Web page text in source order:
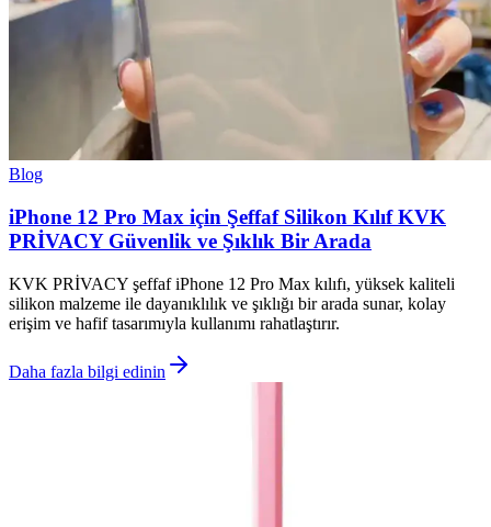
Blog
iPhone 12 Pro Max için Şeffaf Silikon Kılıf KVK
PRİVACY Güvenlik ve Şıklık Bir Arada
KVK PRİVACY şeffaf iPhone 12 Pro Max kılıfı, yüksek kaliteli
silikon malzeme ile dayanıklılık ve şıklığı bir arada sunar, kolay
erişim ve hafif tasarımıyla kullanımı rahatlaştırır.
Daha fazla bilgi edinin